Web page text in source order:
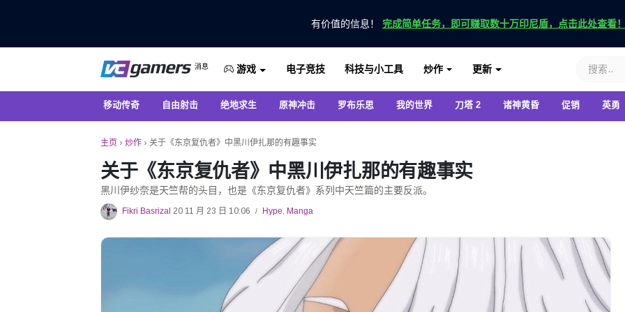
有价值的信息！ 完成简单任务，即可赚取数十万印尼盾，点击此处查看！
VC游戏新闻
消息
仅在 VCGamers 获取最新的游戏新闻
游戏 电子竞技 科技与小工具 炒作 更新
移动传奇 自由射击 绝地求生 原神冲击 罗布乐思 我的世界 刀塔 2 诸神黄昏 促销 英勇
主页 › 炒作 › 关于《东京复仇者》中黑川伊扎那的有趣事实
关于《东京复仇者》中黑川伊扎那的有趣事实
黑川伊纱奈是天竺帮的头目，也是《东京复仇者》系列中天竺篇的主要反派。
Fikri Basrizal 20 11 月 23 日 10:06 / Hype, Manga